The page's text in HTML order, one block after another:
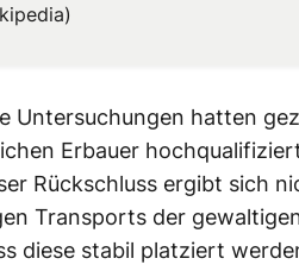
Untersuchungen hatten
Erbauer
Rückschluss ergibt sich
Transports der
diese stabil platziert